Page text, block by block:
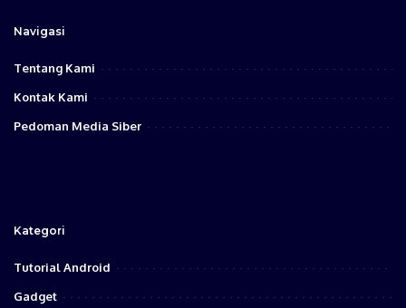
Navigasi
Tentang Kami
Kontak Kami
Pedoman Media Siber
Kategori
Tutorial Android
Gadget